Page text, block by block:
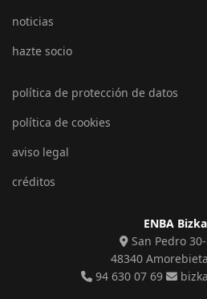
noticias
hazte socio
política de protección de datos
política de cookies
aviso legal
créditos
ENBA
San Pedro
48340
94 630 07 69